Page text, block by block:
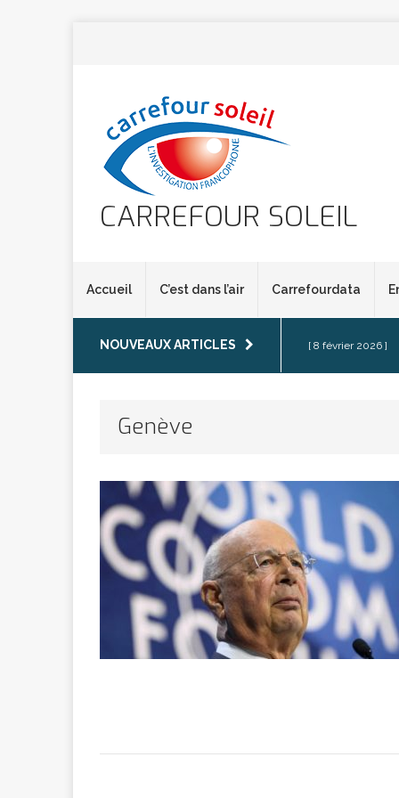
CARREFOUR SOLEIL
Accueil C’est dans l’air Carrefourdata
NOUVEAUX ARTICLES [ 8 février 2026 ]
marchande
[ 7 février 2026 ]
[ 6 février 2026 ]
Genève